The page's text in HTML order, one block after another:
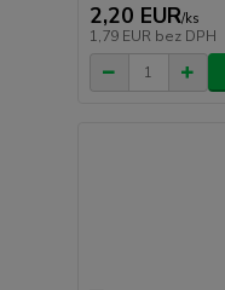
2,20 EUR/ks
1,79 EUR bez DPH